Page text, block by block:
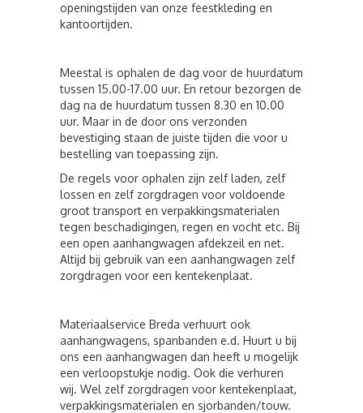
openingstijden van onze feestkleding en
kantoortijden.
Meestal is ophalen de dag voor de huurdatum
tussen 15.00-17.00 uur. En retour bezorgen de
dag na de huurdatum tussen 8.30 en 10.00
uur. Maar in de door ons verzonden
bevestiging staan de juiste tijden die voor u
bestelling van toepassing zijn.
De regels voor ophalen zijn zelf laden, zelf
lossen en zelf zorgdragen voor voldoende
groot transport en verpakkingsmaterialen
tegen beschadigingen, regen en vocht etc. Bij
een open aanhangwagen afdekzeil en net.
Altijd bij gebruik van een aanhangwagen zelf
zorgdragen voor een kentekenplaat.
Materiaalservice Breda verhuurt ook
aanhangwagens, spanbanden e.d. Huurt u bij
ons een aanhangwagen dan heeft u mogelijk
een verloopstukje nodig. Ook die verhuren
wij. Wel zelf zorgdragen voor kentekenplaat,
verpakkingsmaterialen en sjorbanden/touw.